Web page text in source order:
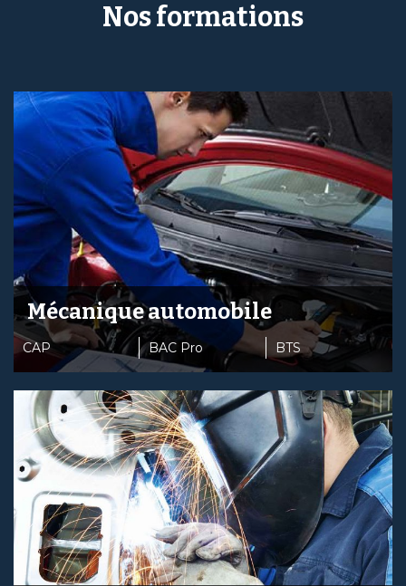
Nos formations
Mécanique automobile
CAP BAC Pro BTS